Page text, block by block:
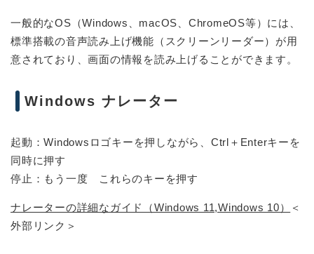
一般的なOS（Windows、macOS、ChromeOS等）には、
標準搭載の音声読み上げ機能（スクリーンリーダー）が用
意されており、画面の情報を読み上げることができます。
Windows ナレーター
起動：Windowsロゴキーを押しながら、Ctrl＋Enterキーを
同時に押す
停止：もう一度 これらのキーを押す
ナレーターの詳細なガイド（Windows 11,Windows 10）
＜
外部リンク＞